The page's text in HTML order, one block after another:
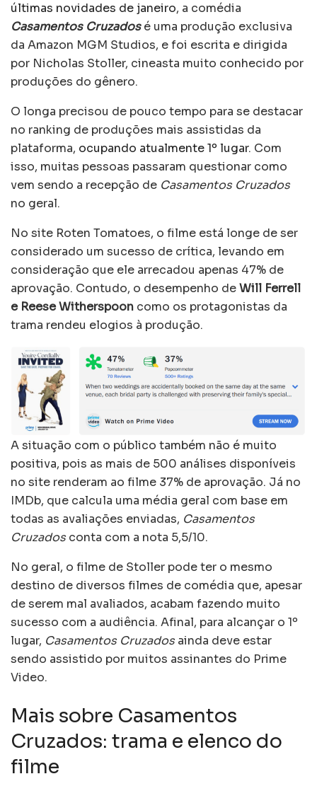
últimas novidades de janeiro, a comédia
Casamentos Cruzadosé uma produção exclusiva
da Amazon MGM Studios, e foi escrita e dirigida
por Nicholas Stoller, cineasta muito conhecido por
produções do gênero.
O longa precisou de pouco tempo para se destacar
no ranking de produções mais assistidas da
plataforma, ocupando atualmente 1º lugar. Com
isso, muitas pessoas passaram questionar como
vem sendo a recepção de Casamentos Cruzados
no geral.
No site Roten Tomatoes, o filme está longe de ser
considerado um sucesso de crítica, levando em
consideração que ele arrecadou apenas 47% de
aprovação. Contudo, o desempenho deWill Ferrell
e Reese Witherspoon como os protagonistas da
trama rendeu elogios à produção.
A situação com o público também não é muito
positiva, pois as mais de 500 análises disponíveis
no site renderam ao filme 37% de aprovação. Já no
IMDb, que calcula uma média geral com base em
todas as avaliações enviadas, Casamentos
Cruzados conta com a nota 5,5/10.
No geral, o filme de Stoller pode ter o mesmo
destino de diversos filmes de comédia que, apesar
de serem mal avaliados, acabam fazendo muito
sucesso com a audiência. Afinal, para alcançar o 1º
lugar, Casamentos Cruzados ainda deve estar
sendo assistido por muitos assinantes do Prime
Video.
Mais sobre Casamentos
Cruzados: trama e elenco do
filme